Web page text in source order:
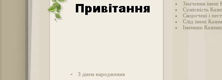
- З днем народження
Значення імені
Сумісність
Скорочені і
Слід імені
Іменини